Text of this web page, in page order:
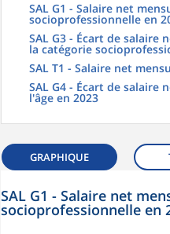
SAL G1 - Salaire net
socioprofessionnelle en
SAL G3 - Écart de salaire
la catégorie
SAL T1 - Salaire net
SAL G4 - Écart de salaire
l'âge en 2023
GRAPHIQUE
SAL G1 - Salaire net
socioprofessionnelle en